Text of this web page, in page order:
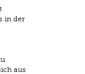
in der
aus